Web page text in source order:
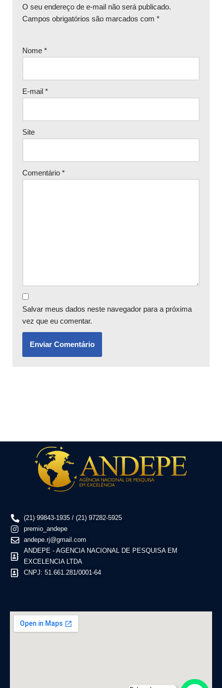
O seu endereço de e-mail não será publicado.
Campos obrigatórios são marcados com *
Nome *
E-mail *
Site
Comentário *
Salvar meus dados neste navegador para a próxima
vez que eu comentar.
(21) 99843-1935 / (21) 97282-5925
premio_andepe
andepe.rj@gmail.com
ANDEPE - AGENCIA NACIONAL DE PESQUISA EM
EXCELENCIA LTDA
CNPJ: 51.661.281/0001-64